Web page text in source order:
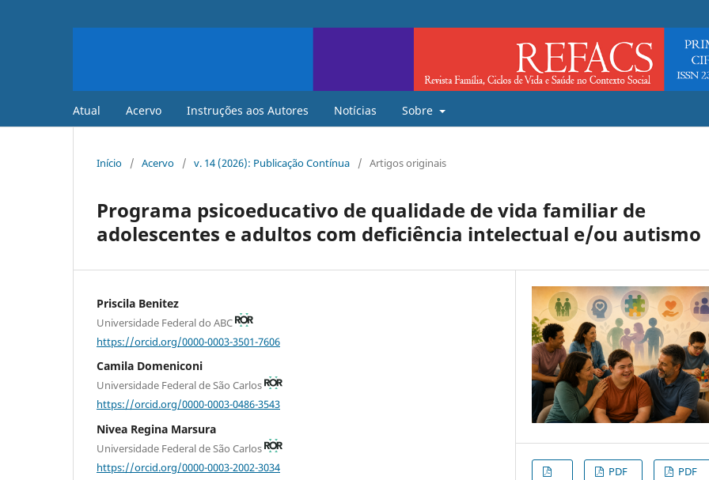
Atual Acervo Instruções aos Autores Notícias Sobre
Início / Acervo / v. 14 (2026): Publicação Contínua / Artigos originais
Programa psicoeducativo de qualidade de vida familiar de
adolescentes e adultos com deficiência intelectual e/ou autismo
Priscila Benitez
Universidade Federal do ABC
https://orcid.org/0000-0003-3501-7606
Camila Domeniconi
Universidade Federal de São Carlos
https://orcid.org/0000-0003-0486-3543
Nivea Regina Marsura
Universidade Federal de São Carlos
https://orcid.org/0000-0003-2002-3034
PDF
PDF